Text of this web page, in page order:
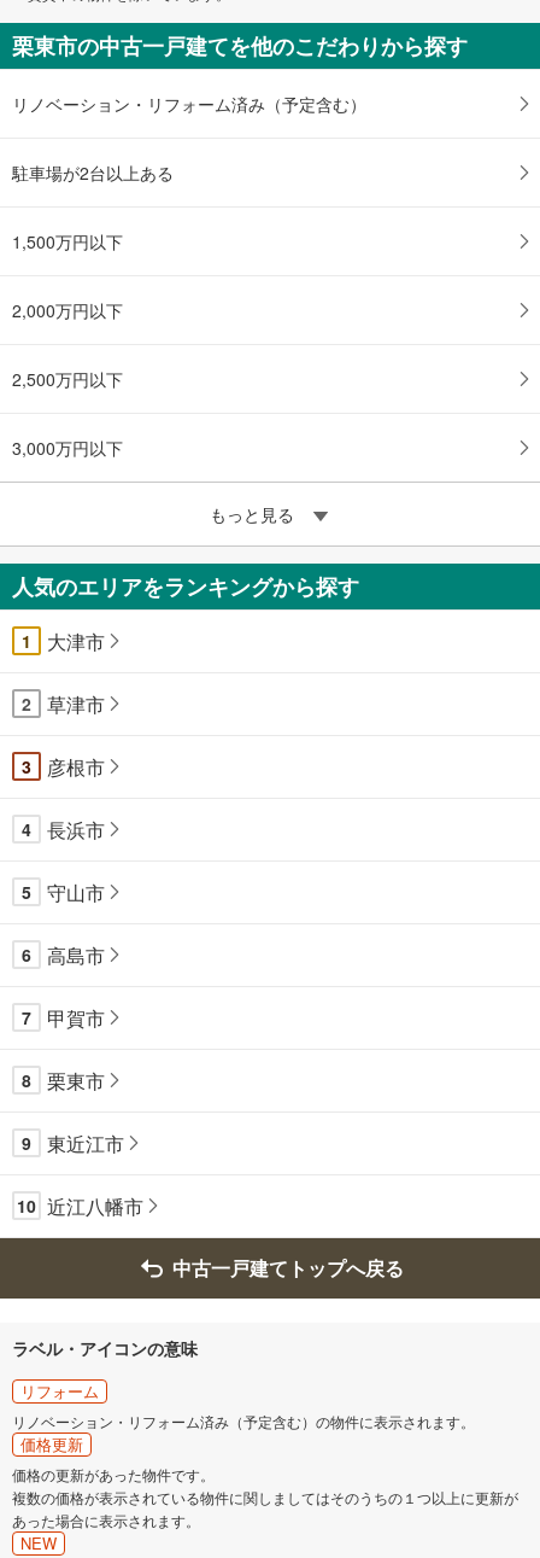
栗東市の中古一戸建てを他のこだわりから探す
リノベーション・リフォーム済み（予定含む）
駐車場が2台以上ある
1,500万円以下
2,000万円以下
2,500万円以下
3,000万円以下
もっと見る
人気のエリアをランキングから探す
1 大津市
2 草津市
3 彦根市
4 長浜市
5 守山市
6 高島市
7 甲賀市
8 栗東市
9 東近江市
10 近江八幡市
中古一戸建てトップへ戻る
ラベル・アイコンの意味
リフォーム
リノベーション・リフォーム済み（予定含む）の物件に表示されます。
価格更新
価格の更新があった物件です。
複数の価格が表示されている物件に関しましてはそのうちの１つ以上に更新が
あった場合に表示されます。
NEW